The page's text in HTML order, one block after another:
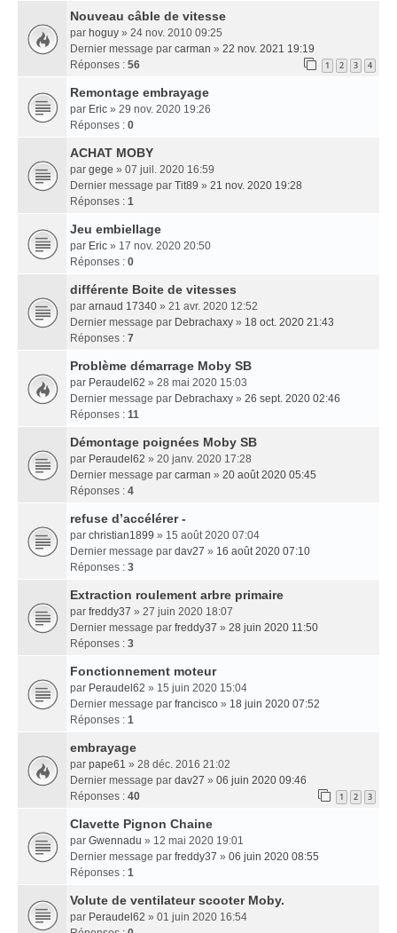
Nouveau câble de vitesse
par hoguy » 24 nov. 2010 09:25
Dernier message par carman » 22 nov. 2021 19:19
Réponses : 56 1 2 3 4
Remontage embrayage
par Eric » 29 nov. 2020 19:26
Réponses : 0
ACHAT MOBY
par gege » 07 juil. 2020 16:59
Dernier message par Tit89 » 21 nov. 2020 19:28
Réponses : 1
Jeu embiellage
par Eric » 17 nov. 2020 20:50
Réponses : 0
différente Boite de vitesses
par arnaud 17340 » 21 avr. 2020 12:52
Dernier message par Debrachaxy » 18 oct. 2020 21:43
Réponses : 7
Problème démarrage Moby SB
par Peraudel62 » 28 mai 2020 15:03
Dernier message par Debrachaxy » 26 sept. 2020 02:46
Réponses : 11
Démontage poignées Moby SB
par Peraudel62 » 20 janv. 2020 17:28
Dernier message par carman » 20 août 2020 05:45
Réponses : 4
refuse d’accélérer -
par christian1899 » 15 août 2020 07:04
Dernier message par dav27 » 16 août 2020 07:10
Réponses : 3
Extraction roulement arbre primaire
par freddy37 » 27 juin 2020 18:07
Dernier message par freddy37 » 28 juin 2020 11:50
Réponses : 3
Fonctionnement moteur
par Peraudel62 » 15 juin 2020 15:04
Dernier message par francisco » 18 juin 2020 07:52
Réponses : 1
embrayage
par pape61 » 28 déc. 2016 21:02
Dernier message par dav27 » 06 juin 2020 09:46
Réponses : 40 1 2 3
Clavette Pignon Chaine
par Gwennadu » 12 mai 2020 19:01
Dernier message par freddy37 » 06 juin 2020 08:55
Réponses : 1
Volute de ventilateur scooter Moby.
par Peraudel62 » 01 juin 2020 16:54